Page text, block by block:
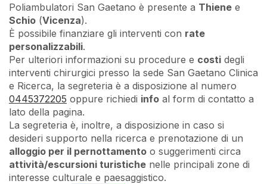
Poliambulatori San Gaetano è presente a Thiene e
Schio (Vicenza).
È possibile finanziare gli interventi con rate
personalizzabili.
Per ulteriori informazioni su procedure e costi degli
interventi chirurgici presso la sede San Gaetano Clinica
e Ricerca, la segreteria è a disposizione al numero
0445372205 oppure richiedi info al form di contatto a
lato della pagina.
La segreteria è, inoltre, a disposizione in caso si
desideri supporto nella ricerca e prenotazione di un
alloggio per il pernottamento o suggerimenti circa
attività/escursioni turistiche nelle principali zone di
interesse culturale e paesaggistico.